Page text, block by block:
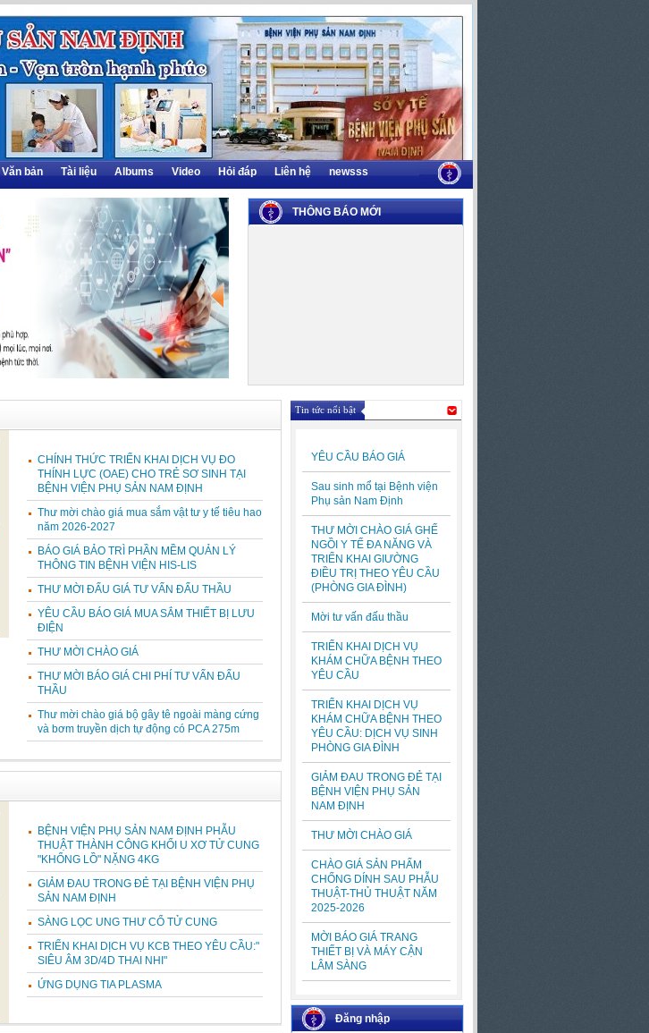
Văn bản Tài liệu Albums Video Hỏi đáp Liên hệ newsss
THÔNG BÁO MỚI
CHÍNH THỨC TRIỂN KHAI DỊCH VỤ ĐO
THÍNH LỰC (OAE) CHO TRẺ SƠ SINH TẠI
BỆNH VIỆN PHỤ SẢN NAM ĐỊNH
Thư mời chào giá mua sắm vật tư y tế tiêu hao
năm 2026-2027
BÁO GIÁ BẢO TRÌ PHẦN MỀM QUẢN LÝ
THÔNG TIN BỆNH VIỆN HIS-LIS
THƯ MỜI ĐẤU GIÁ TƯ VẤN ĐẤU THẦU
YÊU CẦU BÁO GIÁ MUA SẮM THIẾT BỊ LƯU
ĐIỆN
THƯ MỜI CHÀO GIÁ
THƯ MỜI BÁO GIÁ CHI PHÍ TƯ VẤN ĐẤU
THẦU
Thư mời chào giá bộ gây tê ngoài màng cứng
và bơm truyền dịch tự động có PCA 275m
BỆNH VIỆN PHỤ SẢN NAM ĐỊNH PHẪU
THUẬT THÀNH CÔNG KHỐI U XƠ TỬ CUNG
"KHỔNG LỒ" NẶNG 4KG
GIẢM ĐAU TRONG ĐẺ TẠI BỆNH VIỆN PHỤ
SẢN NAM ĐỊNH
SÀNG LỌC UNG THƯ CỔ TỬ CUNG
TRIỂN KHAI DỊCH VỤ KCB THEO YÊU CẦU:"
SIÊU ÂM 3D/4D THAI NHI"
ỨNG DỤNG TIA PLASMA
Tin tức nổi bật
YÊU CẦU BÁO GIÁ
Sau sinh mổ tại Bệnh viện
Phụ sản Nam Định
THƯ MỜI CHÀO GIÁ GHẾ
NGỒI Y TẾ ĐA NĂNG VÀ
TRIỂN KHAI GIƯỜNG
ĐIỀU TRỊ THEO YÊU CẦU
(PHÒNG GIA ĐÌNH)
Mời tư vấn đấu thầu
TRIỂN KHAI DỊCH VỤ
KHÁM CHỮA BỆNH THEO
YÊU CẦU
TRIỂN KHAI DỊCH VỤ
KHÁM CHỮA BỆNH THEO
YÊU CẦU: DỊCH VỤ SINH
PHÒNG GIA ĐÌNH
GIẢM ĐAU TRONG ĐẺ TẠI
BỆNH VIỆN PHỤ SẢN
NAM ĐỊNH
THƯ MỜI CHÀO GIÁ
CHÀO GIÁ SẢN PHẨM
CHỐNG DÍNH SAU PHẪU
THUẬT-THỦ THUẬT NĂM
2025-2026
MỜI BÁO GIÁ TRANG
THIẾT BỊ VÀ MÁY CẬN
LÂM SÀNG
Đăng nhập